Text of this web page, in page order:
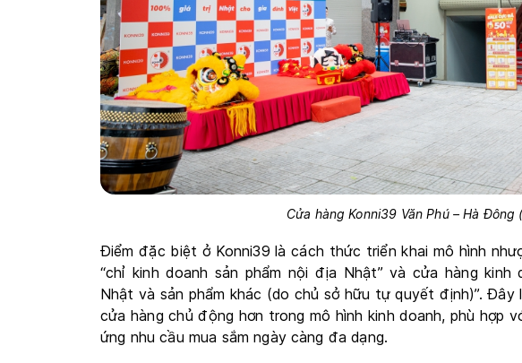
Cửa hàng Konni39 Văn Phú – Hà Đông
Điểm đặc biệt ở Konni39 là cách thức triển khai mô hình
“chỉ kinh doanh sản phẩm nội địa Nhật” và cửa hàng kinh
Nhật và sản phẩm khác (do chủ sở hữu tự quyết định)”. Đây
cửa hàng chủ động hơn trong mô hình kinh doanh, phù hợp
ứng nhu cầu mua sắm ngày càng đa dạng.